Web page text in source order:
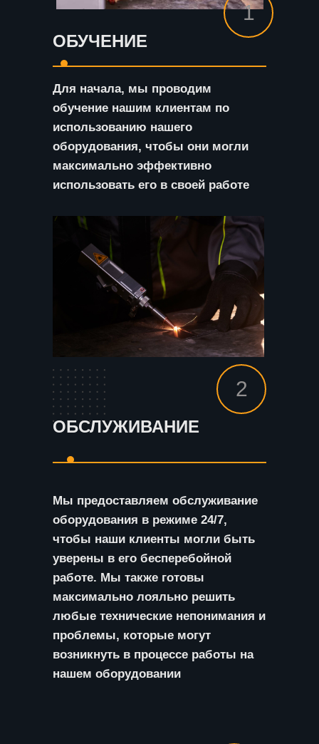
2
ОБУЧЕНИЕ
Для начала, мы проводим
обучение нашим клиентам по
использованию нашего
оборудования, чтобы они могли
максимально эффективно
использовать его в своей работе
1
ОБСЛУЖИВАНИЕ
Мы предоставляем обслуживание
оборудования в режиме 24/7,
чтобы наши клиенты могли быть
уверены в его бесперебойной
работе. Мы также готовы
максимально лояльно решить
любые технические непонимания и
проблемы, которые могут
возникнуть в процессе работы на
нашем оборудовании